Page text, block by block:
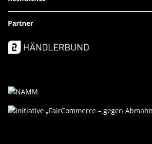
Partner